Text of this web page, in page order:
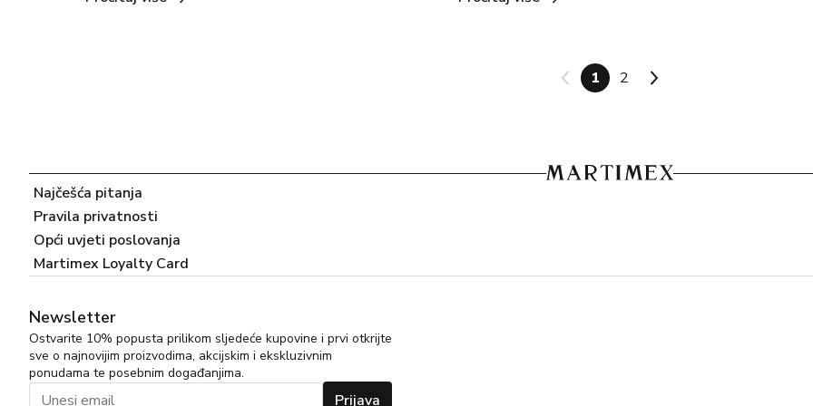
Šamponi &hellip; <a
1 2
Najčešća pitanja
Pravila privatnosti
Opći uvjeti poslovanja
Martimex Loyalty Card
Newsletter
Ostvarite 10% popusta prilikom sljedeće kupovine i prvi otkrijte
sve o najnovijim proizvodima, akcijskim i ekskluzivnim
ponudama te posebnim događanjima.
Prijava